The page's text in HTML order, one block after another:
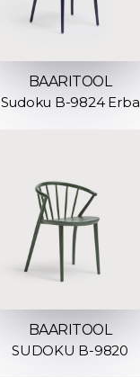
BAARITOOL
Sudoku B-9824 Erba
BAARITOOL
SUDOKU B-9820